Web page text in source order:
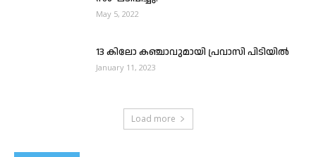
May 5, 2022
13 കിലോ കഞ്ചാവുമായി പ്രവാസി പിടിയിൽ
January 11, 2023
Load more